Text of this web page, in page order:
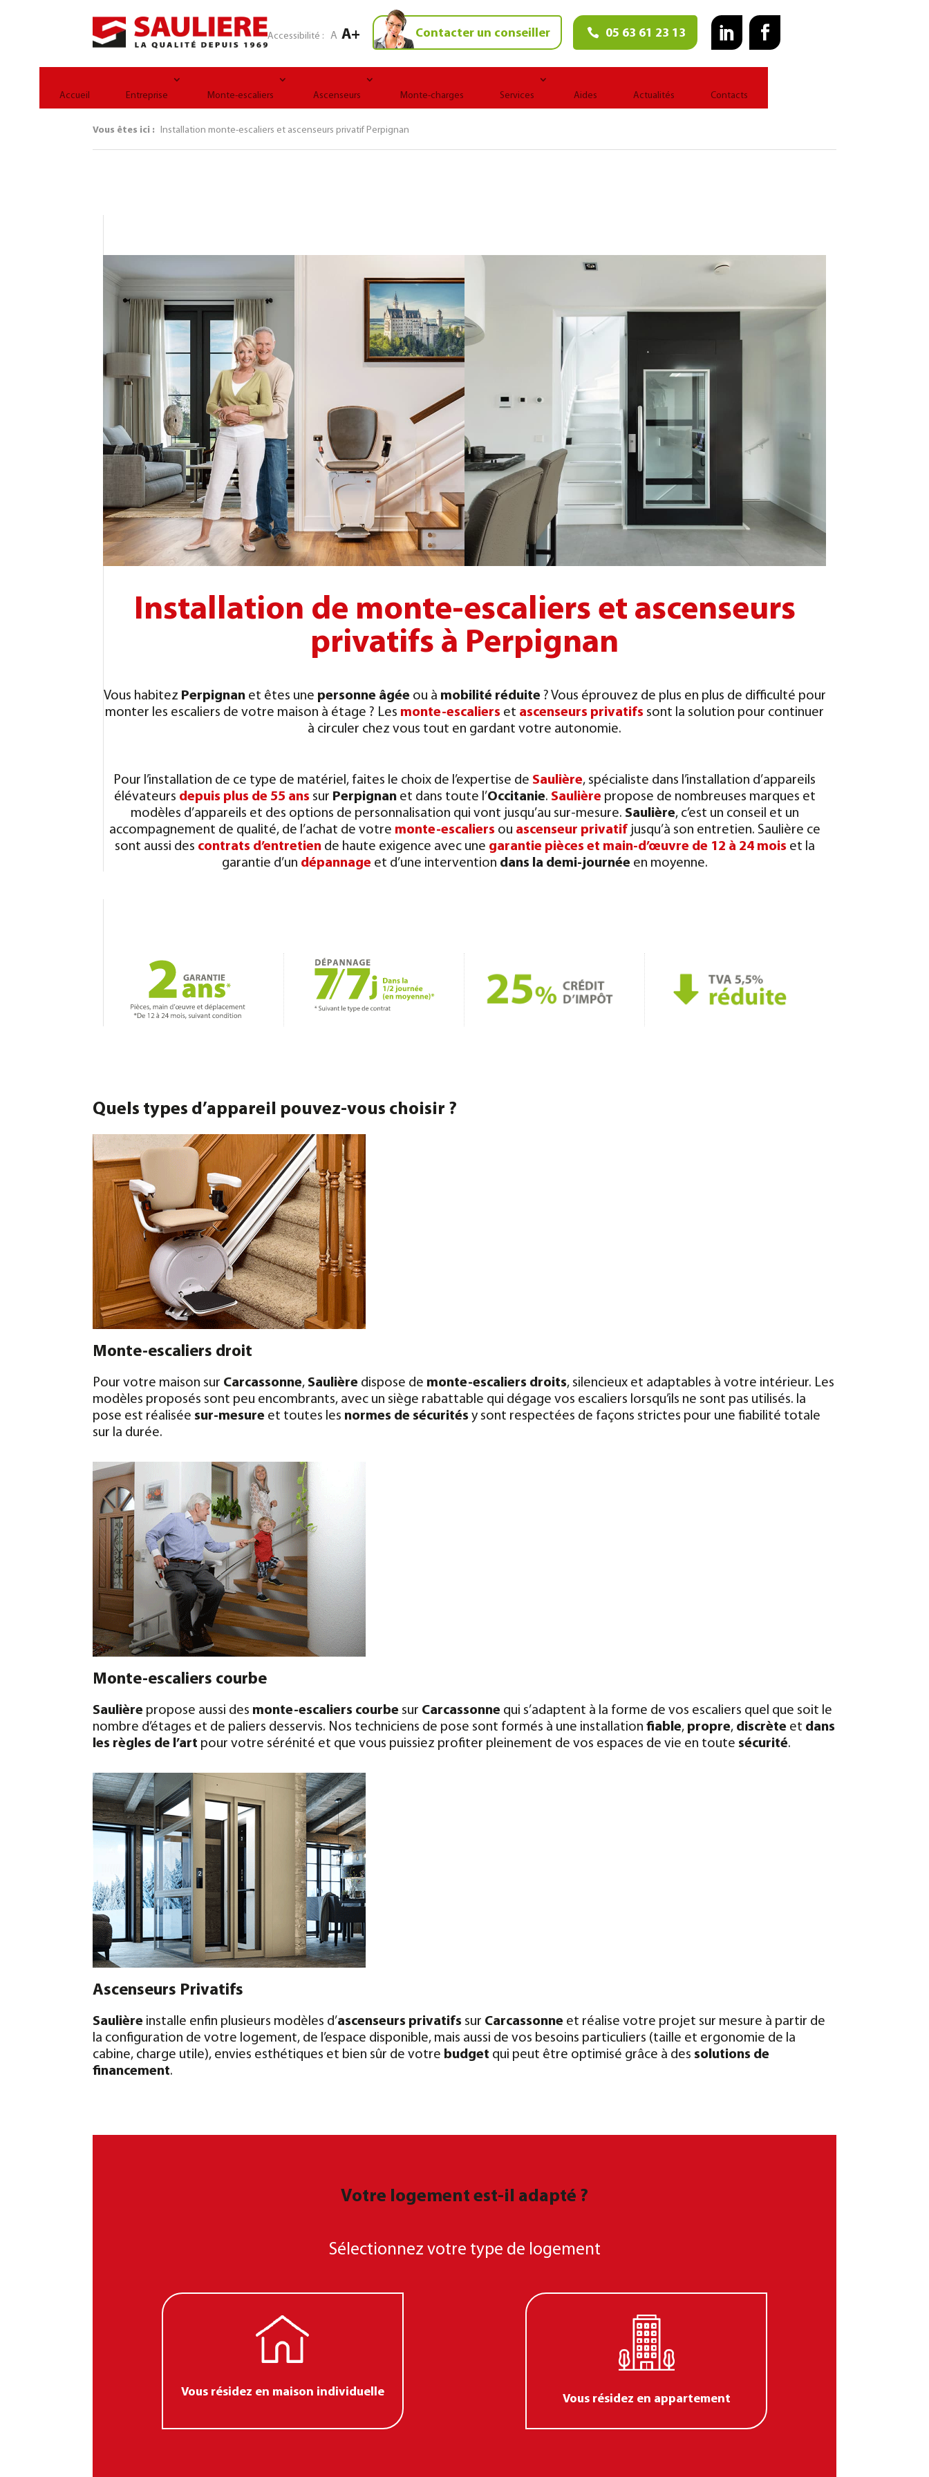
Accessibilité :A A+ Contacter un conseiller 05 63 61 23 13
Accueil Entreprise Monte-escaliers Ascenseurs Monte-charges Services Aides Actualités Contacts
Vous êtes ici : Installation monte-escaliers et ascenseurs privatif Perpignan
Installation de monte-escaliers et ascenseurs
privatifs à Perpignan
Vous habitez Perpignanet êtes une personne âgéeou à mobilité réduite? Vous éprouvez de plus en plus de difficulté pour
monter les escaliers de votre maison à étage ? Les monte-escaliers et ascenseurs privatifs sont la solution pour continuer
à circuler chez vous tout en gardant votre autonomie.
Pour l’installation de ce type de matériel, faites le choix de l’expertise de Saulière, spécialiste dans l’installation d’appareils
élévateurs depuis plus de 55 ans sur Perpignanet dans toute l’Occitanie. Saulièrepropose de nombreuses marques et
modèles d’appareils et des options de personnalisation qui vont jusqu’au sur-mesure. Saulière, c’est un conseil et un
accompagnement de qualité, de l’achat de votre monte-escaliers ou ascenseur privatifjusqu’à son entretien. Saulière ce
sont aussi des contrats d’entretiende haute exigence avec une garantie pièces et main-d’œuvre de 12 à 24 mois et la
garantie d’un dépannageet d’une intervention dans la demi-journéeen moyenne.
Quels types d’appareil pouvez-vous choisir ?
Monte-escaliers droit
Pour votre maison sur Carcassonne, Saulière dispose de monte-escaliers droits, silencieux et adaptables à votre intérieur. Les
modèles proposés sont peu encombrants, avec un siège rabattable qui dégage vos escaliers lorsqu’ils ne sont pas utilisés. la
pose est réalisée sur-mesure et toutes les normes de sécurités y sont respectées de façons strictes pour une fiabilité totale
sur la durée.
Monte-escaliers courbe
Saulière propose aussi des monte-escaliers courbe sur Carcassonne qui s’adaptent à la forme de vos escaliers quel que soit le
nombre d’étages et de paliers desservis. Nos techniciens de pose sont formés à une installationfiable, propre, discrète et dans
les règles de l’art pour votre sérénité et que vous puissiez profiter pleinement de vos espaces de vie en toute sécurité.
Ascenseurs Privatifs
Saulière installe enfin plusieurs modèles d’ascenseurs privatifs sur Carcassonne et réalise votre projet sur mesure à partir de
la configuration de votre logement, de l’espace disponible, mais aussi de vos besoins particuliers (taille et ergonomie de la
cabine, charge utile), envies esthétiques et bien sûr de votre budget qui peut être optimisé grâce à des solutions de
financement.
Votre logement est-il adapté ?
Sélectionnez votre type de logement
Vous résidez en maison individuelle
Vous résidez en appartement